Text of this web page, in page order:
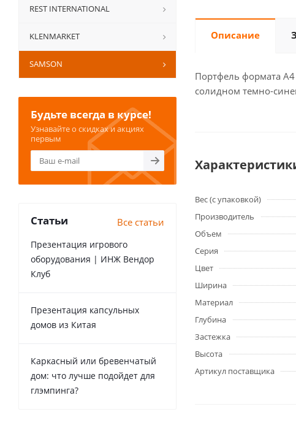
Описание
Портфель формата
солидном темно-
Вес (с упаковкой)
Производитель
Объем
Серия
Цвет
Ширина
Материал
Глубина
Застежка
Высота
Артикул поставщика
REST INTERNATIONAL
KLENMARKET
SAMSON
Будьте всегда в курсе!
Узнавайте о скидках и акциях
первым
Статьи Все статьи
Презентация игрового
оборудования | ИНЖ Вендор
Клуб
Презентация капсульных
домов из Китая
Каркасный или бревенчатый
дом: что лучше подойдет для
глэмпинга?